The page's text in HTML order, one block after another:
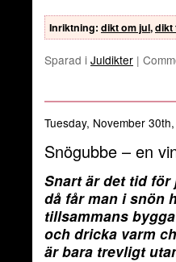
Inriktning: dikt om jul,dikt
Sparad i Juldikter |
Tuesday, November
Snögubbe – en
Snart är det tid för
då får man i snön
tillsammans
och dricka varm
är bara trevligt